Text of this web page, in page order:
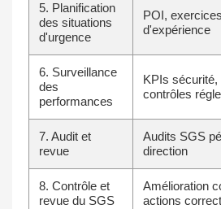
5. Planification
des situations
d'urgence
POI,
d'expérience
6. Surveillance
des
performances
KPIs sécurité,
contrôles
7. Audit et
revue
Audits SGS
direction
8. Contrôle et
revue du SGS
Amélioration
actions